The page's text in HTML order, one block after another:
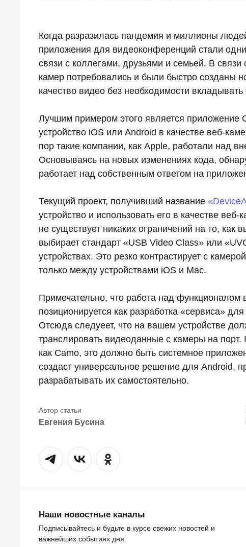
Когда разразилась пандемия и миллионы
приложения для видеоконференций стали
связи с коллегами, друзьями и семьей. В
камер потребовались и были быстро созданы
качество видео без необходимости
Лучшим примером этого является приложение
устройство iOS или Android в качестве веб-
пор такие компании, как Apple, работали над
Основываясь на новых изменениях кода,
работает над собственным ответом на
Текущий проект, получивший название
устройство и использовать его в качестве
не существует никаких ограничений на то, как
выбирает стандарт «USB Video Class» или
устройствах. Это резко контрастирует с
только между устройствами iOS и Mac.
Примечательно, что работа над функционалом
позиционируется как разработка «сервиса»
Отсюда следуеет, что на вашем устройстве
транслировать видеоданные с камеры на
как Camo, это должно быть системное
создаст универсальное решение для Android,
разрабатывать их самостоятельно.
Евгения Бусина
Наши новостные каналы
Подписывайтесь и будьте в курсе свежих новостей и
важнейших событиях дня.